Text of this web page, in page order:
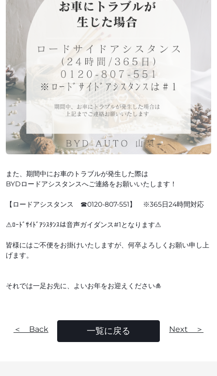
また、期間中にお車のトラブルが発生した際は
BYDロードアシスタンスへご連絡をお願いいたします！
【ロードアシスタンス ☎0120-807-551】 ※365日24時間対応
⚠ﾛｰﾄﾞｻｲﾄﾞｱｼｽﾀﾝｽは音声ガイダンス#1となります⚠
皆様にはご不便をお掛けいたしますが、何卒よろしくお願い申し上
げます。
それでは一足お先に、よいお年をお迎えください🎍
＜ Back 一覧に戻る Next ＞